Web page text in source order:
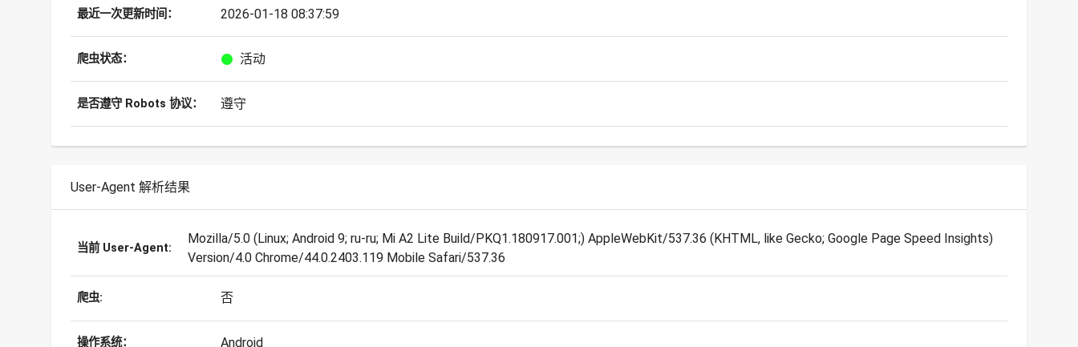
最近一次更新时间： 2026-01-18 08:37:59
爬虫状态： 活动
是否遵守 Robots 协议： 遵守
User-Agent 解析结果
当前 User-Agent:
Mozilla/5.0 (Linux; Android 9; ru-ru; Mi A2 Lite Build/PKQ1.180917.001;) AppleWebKit/537.36 (KHTML, like Gecko; Google Page Speed Insights)
Version/4.0 Chrome/44.0.2403.119 Mobile Safari/537.36
爬虫: 否
操作系统： Android